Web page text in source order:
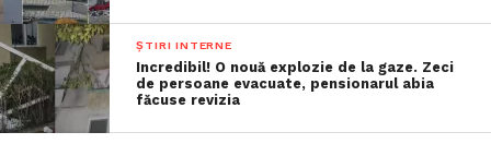
ȘTIRI INTERNE
Incredibil! O nouă explozie de la gaze. Zeci
de persoane evacuate, pensionarul abia
făcuse revizia